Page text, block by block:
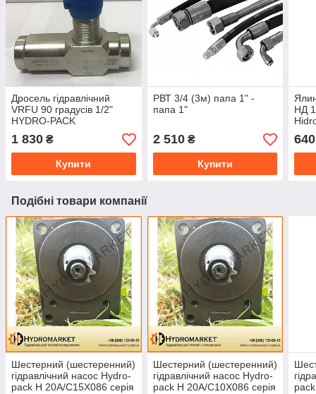
Дросель гідравлічний
VRFU 90 градусів 1/2"
HYDRO-PACK
1 830 ₴
Купити
РВТ 3/4 (3м) папа 1" -
папа 1"
2 510₴
Купити
НД
640
Подібні товари компанії
Шестерний (шестеренний)
гідравлічний насос Hydro-
pack H 20A/C15X086 серія
Шестерний (шестеренний)
гідравлічний насос Hydro-
pack H 20A/C10X086 серія